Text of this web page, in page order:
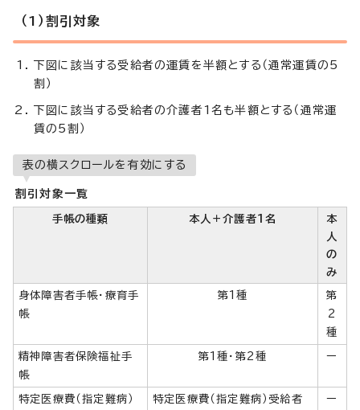
（1）割引対象
下図に該当する受給者の運賃を半額とする（通常運賃の5
割）
下図に該当する受給者の介護者1名も半額とする（通常運
賃の5割）
表の横スクロールを有効にする
割引対象一覧
手帳の種類 本人＋介護者1名
本
人
の
み
身体障害者手帳・療育手
帳
第1種
第
2
種
精神障害者保険福祉手
帳
第1種・第2種 ー
特定医療費（指定難病）
特定医療費（指定難病）受給者
ー